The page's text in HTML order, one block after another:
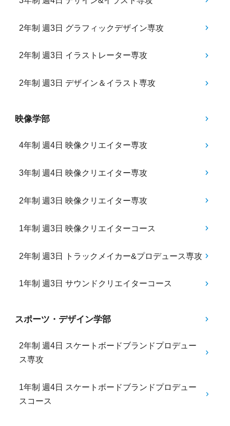
2年制 週3日 グラフィックデザイン専攻
2年制 週3日 イラストレーター専攻
2年制 週3日 デザイン＆イラスト専攻
映像学部
4年制 週4日 映像クリエイター専攻
3年制 週4日 映像クリエイター専攻
2年制 週3日 映像クリエイター専攻
1年制 週3日 映像クリエイターコース
2年制 週3日 トラックメイカー&プロデュース専攻
1年制 週3日 サウンドクリエイターコース
スポーツ・デザイン学部
2年制 週4日 スケートボードブランドプロデュー
ス専攻
1年制 週4日 スケートボードブランドプロデュー
スコース